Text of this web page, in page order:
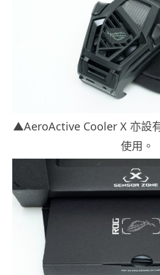
▲AeroActive Cooler X 亦設
使用。